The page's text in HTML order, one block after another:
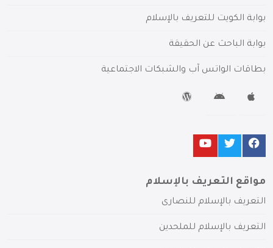
بوابة الكويت للتعريف بالإسلام
بوابة الباحث عن الحقيقة
بطاقات الواتس آب والشبكات الاجتماعية
مواقع التعريف بالإسلام
التعريف بالإسلام للنصارى
التعريف بالإسلام للملحدين